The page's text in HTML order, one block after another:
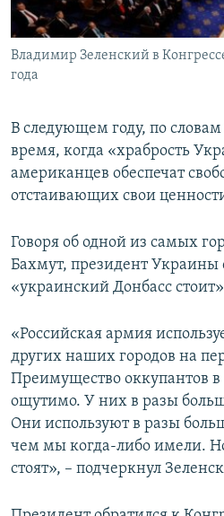
Владимир Зеленский в
года
В следующем году, по
время, когда «храбрость
американцев обеспечат
отстаивающих свои
Говоря об одной из самых
Бахмут, президент Украины
«украинский Донбасс
«Российская армия
других наших городов на
Преимущество оккупантов
ощутимо. У них в разы
Они используют в разы
чем мы когда-либо имели.
стоят», – подчеркнул